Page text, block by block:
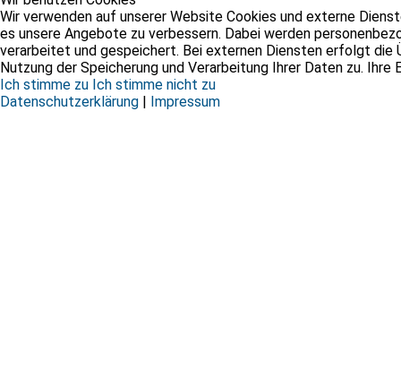
Wir verwenden auf unserer Website Cookies und externe
es unsere Angebote zu verbessern. Dabei werden
verarbeitet und gespeichert. Bei externen Diensten erfolgt die
Nutzung der Speicherung und Verarbeitung Ihrer Daten zu.
Ich stimme zu Ich stimme nicht zu
Datenschutzerklärung | Impressum